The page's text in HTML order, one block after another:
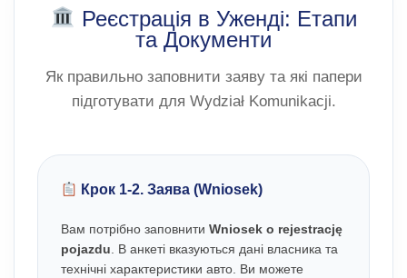
Реєстрація в Уженді: Етапи
та Документи
Як правильно заповнити заяву та які папери
підготувати для Wydział Komunikacji.
Крок 1-2. Заява (Wniosek)
Вам потрібно заповнити Wniosek o rejestrację
pojazdu. В анкеті вказуються дані власника та
технічні характеристики авто. Ви можете